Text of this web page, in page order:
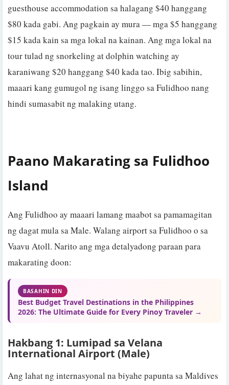
guesthouse accommodation sa halagang $40 hanggang
$80 kada gabi. Ang pagkain ay mura — mga $5 hanggang
$15 kada kain sa mga lokal na kainan. Ang mga lokal na
tour tulad ng snorkeling at dolphin watching ay
karaniwang $20 hanggang $40 kada tao. Ibig sabihin,
maaari kang gumugol ng isang linggo sa Fulidhoo nang
hindi sumasabit ng malaking utang.
Paano Makarating sa Fulidhoo
Island
Ang Fulidhoo ay maaari lamang maabot sa pamamagitan
ng dagat mula sa Male. Walang airport sa Fulidhoo o sa
Vaavu Atoll. Narito ang mga detalyadong paraan para
makarating doon:
BASAHIN DIN
Best Budget Travel Destinations in the Philippines
2026: The Ultimate Guide for Every Pinoy Traveler →
Hakbang 1: Lumipad sa Velana
International Airport (Male)
Ang lahat ng internasyonal na biyahe papunta sa Maldives